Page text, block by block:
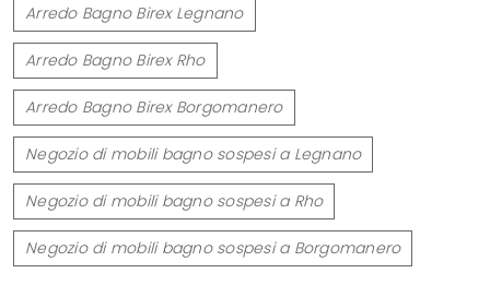
Arredo Bagno Birex Legnano
Arredo Bagno Birex Rho
Arredo Bagno Birex Borgomanero
Negozio di mobili bagno sospesi a Legnano
Negozio di mobili bagno sospesi a Rho
Negozio di mobili bagno sospesi a Borgomanero